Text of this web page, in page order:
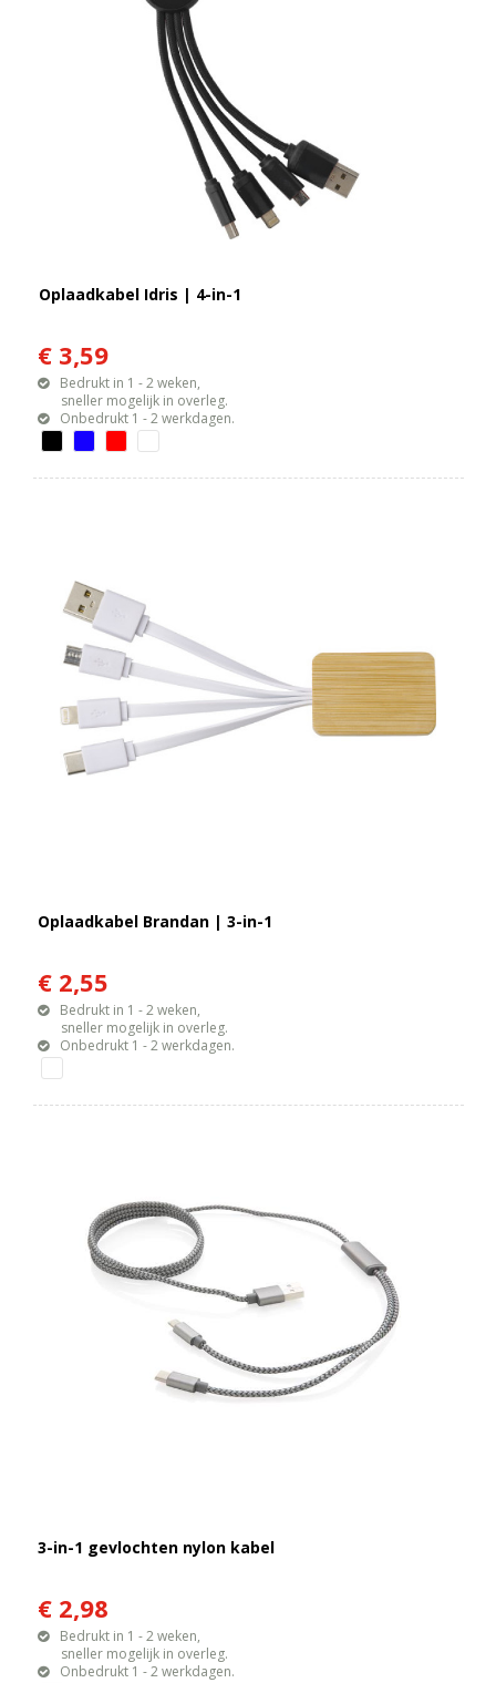
Oplaadkabel Idris | 4-in-1
€ 3,59
Bedrukt in 1 - 2 weken,
sneller mogelijk in overleg.
Onbedrukt 1 - 2 werkdagen.
Oplaadkabel Brandan | 3-in-1
€ 2,55
Bedrukt in 1 - 2 weken,
sneller mogelijk in overleg.
Onbedrukt 1 - 2 werkdagen.
3-in-1 gevlochten nylon kabel
€ 2,98
Bedrukt in 1 - 2 weken,
sneller mogelijk in overleg.
Onbedrukt 1 - 2 werkdagen.